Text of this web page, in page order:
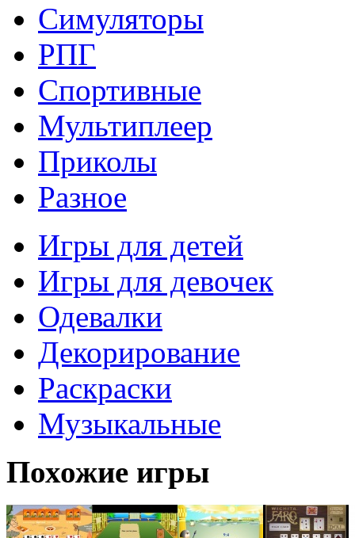
Симуляторы
РПГ
Спортивные
Мультиплеер
Приколы
Разное
Игры для детей
Игры для девочек
Одевалки
Декорирование
Раскраски
Музыкальные
Похожие игры